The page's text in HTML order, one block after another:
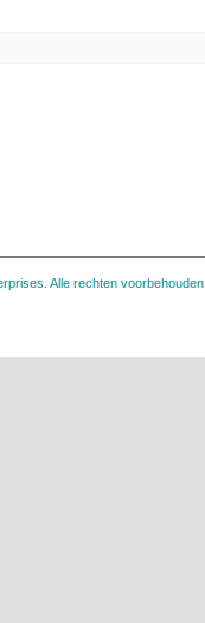
Alle rechten